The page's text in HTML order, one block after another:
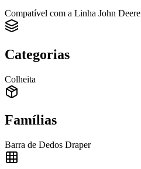
Compatível com a Linha John Deere
Categorias
Colheita
Famílias
Barra de Dedos Draper